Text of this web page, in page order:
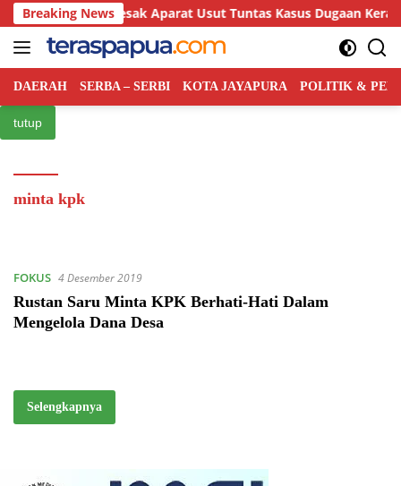
Langsung
ke
konten
Breaking News
Tabi Desak Aparat Usut Tuntas Kasus Dugaan Keracunan
DAERAH SERBA – SERBI KOTA JAYAPURA POLITIK &
tutup
minta kpk
FOKUS 4 Desember 2019
Rustan Saru Minta KPK Berhati-Hati Dalam
Mengelola Dana Desa
Selengkapnya